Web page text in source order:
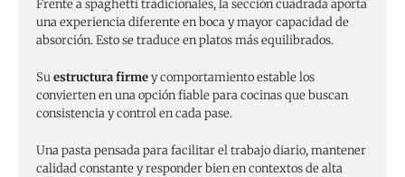
Frente a spaghetti tradicionales, la sección cuadrada aporta
una experiencia diferente en boca y mayor capacidad de
absorción. Esto se traduce en platos más equilibrados.
Suestructura firmey comportamiento estable los
convierten en una opción fiable para cocinas que buscan
consistencia y control en cada pase.
Una pasta pensada para facilitar el trabajo diario, mantener
calidad constante y responder bien en contextos de alta